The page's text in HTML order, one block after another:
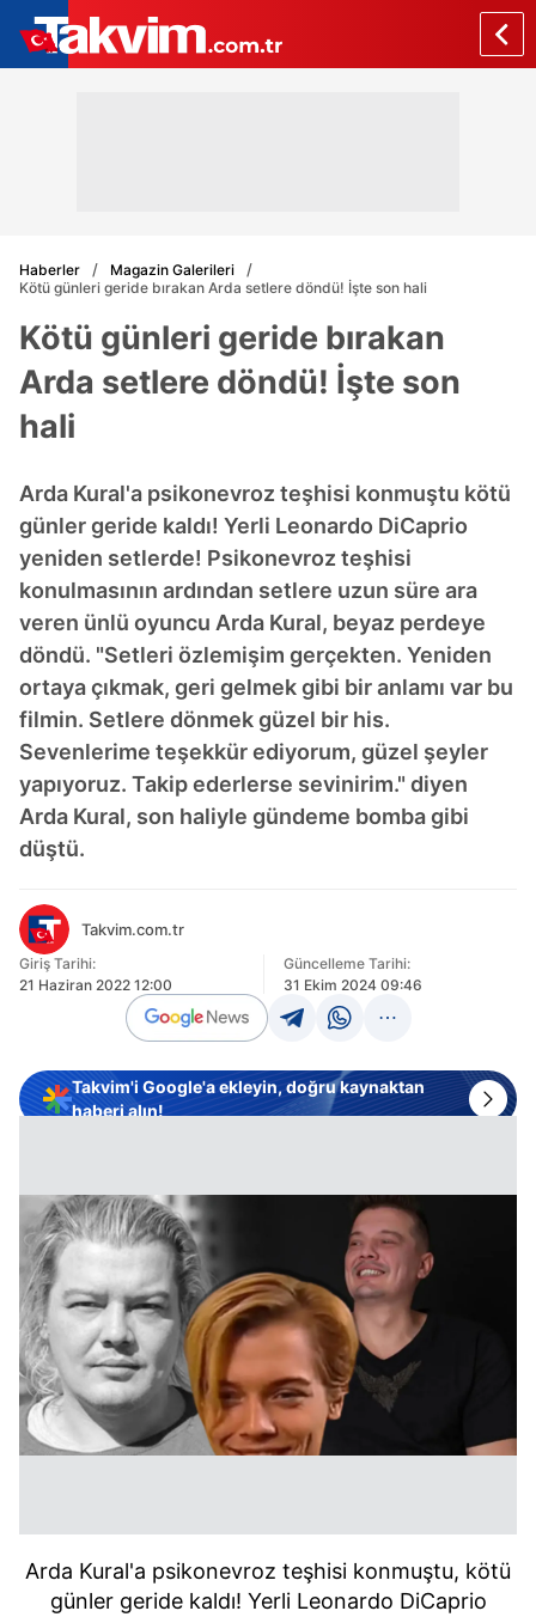
Haberler
Magazin Galerileri
Kötü günleri geride bırakan Arda setlere döndü! İşte son hali
Kötü günleri geride bırakan
Arda setlere döndü! İşte son
hali
Arda Kural'a psikonevroz teşhisi konmuştu kötü
günler geride kaldı! Yerli Leonardo DiCaprio
yeniden setlerde! Psikonevroz teşhisi
konulmasının ardından setlere uzun süre ara
veren ünlü oyuncu Arda Kural, beyaz perdeye
döndü. "Setleri özlemişim gerçekten. Yeniden
ortaya çıkmak, geri gelmek gibi bir anlamı var bu
filmin. Setlere dönmek güzel bir his.
Sevenlerime teşekkür ediyorum, güzel şeyler
yapıyoruz. Takip ederlerse sevinirim." diyen
Arda Kural, son haliyle gündeme bomba gibi
düştü.
Takvim.com.tr
Giriş Tarihi:
21 Haziran 2022 12:00
Güncelleme Tarihi:
31 Ekim 2024 09:46
Takvim'i Google'a ekleyin, doğru kaynaktan
haberi alın!
Arda Kural'a psikonevroz teşhisi konmuştu, kötü
günler geride kaldı! Yerli Leonardo DiCaprio